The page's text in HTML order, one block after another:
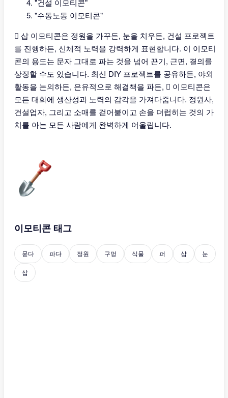
"건설 이모티콘"
"수동노동 이모티콘"
🪏 삽 이모티콘은 정원을 가꾸든, 눈을 치우든, 건설 프로젝트
를 진행하든, 신체적 노력을 강력하게 표현합니다. 이 이모티
콘의 용도는 문자 그대로 파는 것을 넘어 끈기, 근면, 결의를
상징할 수도 있습니다. 최신 DIY 프로젝트를 공유하든, 야외
활동을 논의하든, 은유적으로 해결책을 파든, 🪏 이모티콘은
모든 대화에 생산성과 노력의 감각을 가져다줍니다. 정원사,
건설업자, 그리고 소매를 걷어붙이고 손을 더럽히는 것의 가
치를 아는 모든 사람에게 완벽하게 어울립니다.
이모티콘 태그
묻다 파다 정원 구멍 식물 퍼 삽 눈
삽